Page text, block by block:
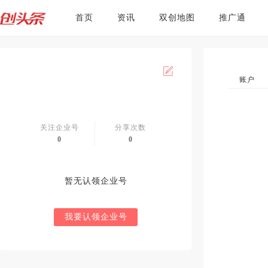
首页 资讯 双创地图 推广通
关注企业号
0
分享次数
0
暂无认领企业号
我要认领企业号
账户